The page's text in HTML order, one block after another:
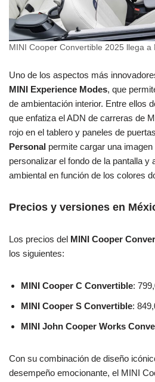
MINI Cooper Convertible 2025 llega a
Uno de los aspectos más
MINI Experience Modes, que
de ambientación interior. Entre ellos
que enfatiza el ADN de carreras de
rojo en el tablero y paneles de
Personal permite cargar una
personalizar el fondo de la pantalla y
ambiental en función de los colores
Precios y versiones en
Los precios del MINI Cooper
los siguientes:
MINI Cooper C Convertible:
MINI Cooper S Convertible:
MINI John Cooper Works
Con su combinación de diseño
desempeño emocionante, el MINI